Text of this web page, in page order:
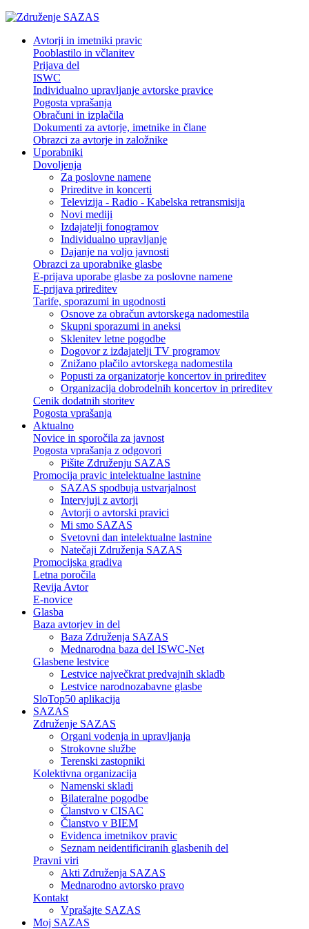
Avtorji in imetniki pravic
Pooblastilo in včlanitev
Prijava del
ISWC
Individualno upravljanje avtorske pravice
Pogosta vprašanja
Obračuni in izplačila
Dokumenti za avtorje, imetnike in člane
Obrazci za avtorje in založnike
Uporabniki
Dovoljenja
Za poslovne namene
Prireditve in koncerti
Televizija - Radio - Kabelska retransmisija
Novi mediji
Izdajatelji fonogramov
Individualno upravljanje
Dajanje na voljo javnosti
Obrazci za uporabnike glasbe
E-prijava uporabe glasbe za poslovne namene
E-prijava prireditev
Tarife, sporazumi in ugodnosti
Osnove za obračun avtorskega nadomestila
Skupni sporazumi in aneksi
Sklenitev letne pogodbe
Dogovor z izdajatelji TV programov
Znižano plačilo avtorskega nadomestila
Popusti za organizatorje koncertov in prireditev
Organizacija dobrodelnih koncertov in prireditev
Cenik dodatnih storitev
Pogosta vprašanja
Aktualno
Novice in sporočila za javnost
Pogosta vprašanja z odgovori
Pišite Združenju SAZAS
Promocija pravic intelektualne lastnine
SAZAS spodbuja ustvarjalnost
Intervjuji z avtorji
Avtorji o avtorski pravici
Mi smo SAZAS
Svetovni dan intelektualne lastnine
Natečaji Združenja SAZAS
Promocijska gradiva
Letna poročila
Revija Avtor
E-novice
Glasba
Baza avtorjev in del
Baza Združenja SAZAS
Mednarodna baza del ISWC-Net
Glasbene lestvice
Lestvice največkrat predvajnih skladb
Lestvice narodnozabavne glasbe
SloTop50 aplikacija
SAZAS
Združenje SAZAS
Organi vodenja in upravljanja
Strokovne službe
Terenski zastopniki
Kolektivna organizacija
Namenski skladi
Bilateralne pogodbe
Članstvo v CISAC
Članstvo v BIEM
Evidenca imetnikov pravic
Seznam neidentificiranih glasbenih del
Pravni viri
Akti Združenja SAZAS
Mednarodno avtorsko pravo
Kontakt
Vprašajte SAZAS
Moj SAZAS